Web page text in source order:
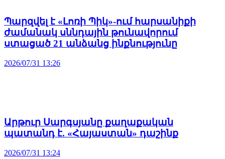
Պարզվել է «Լոռի Պիկ»-ում հարսանիքի
ժամանակ սննդային թունավորում
ստացած 21 անձանց ինքնությունը
2026/07/31 13:26
Արթուր Սարգսյանը քաղաքական
պատանդ է. «Հայաստան» դաշինք
2026/07/31 13:24